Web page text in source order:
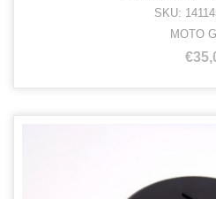
SKU:
MOTO